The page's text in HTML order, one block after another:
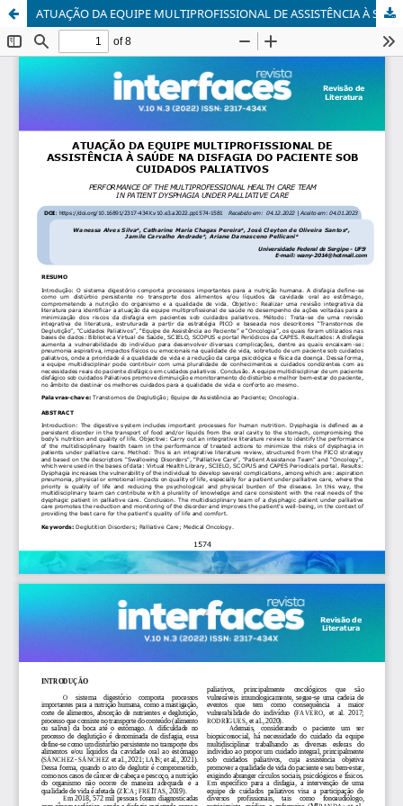
ATUAÇÃO DA EQUIPE MULTIPROFISSIONAL DE ASSISTÊNCIA À SAÚDE NA DISFAGIA DO PACIENTE SOB CUIDADOS PALIATIVOS